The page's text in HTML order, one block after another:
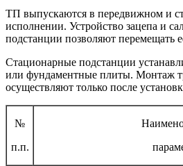
ТП выпускаются в передвижном и
исполнении. Устройство зацепа и
подстанции позволяют перемещать
Стационарные подстанции
или фундаментные плиты. Монтаж
осуществляют только после
№
п.п.